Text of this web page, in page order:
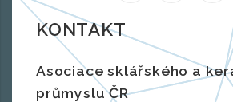
KONTAKT
Asociace sklářského a
průmyslu ČR